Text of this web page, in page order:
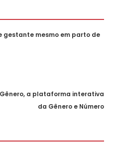
gestante mesmo em parto de
a plataforma interativa
da Gênero e Número